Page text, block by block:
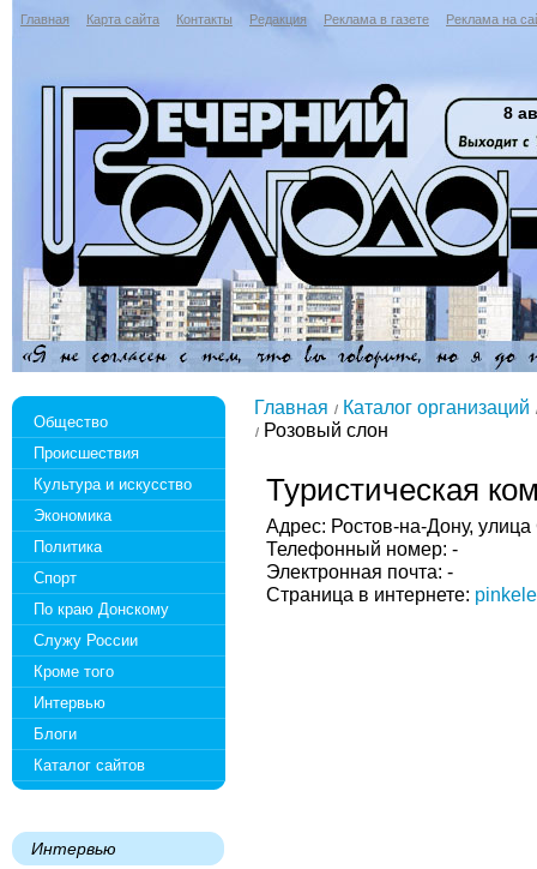
Главная Карта сайта Контакты Редакция Реклама в газете Реклама на
8
Общество
Происшествия
Культура и искусство
Экономика
Политика
Спорт
По краю Донскому
Служу России
Кроме того
Интервью
Блоги
Каталог сайтов
Интервью
Главная
Каталог организаций
Розовый слон
Туристическая
Адрес: Ростов-на-Дону, улица
Телефонный номер: -
Электронная почта: -
Страница в интернете: